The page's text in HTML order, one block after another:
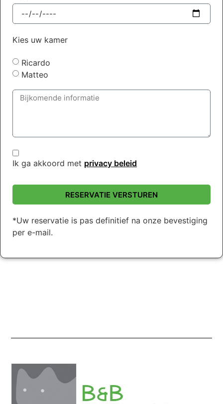
Kies uw kamer
Ricardo
Matteo
Ik ga akkoord met privacy beleid
RESERVATIE VERSTUREN
*Uw reservatie is pas definitief na onze bevestiging
per e-mail.